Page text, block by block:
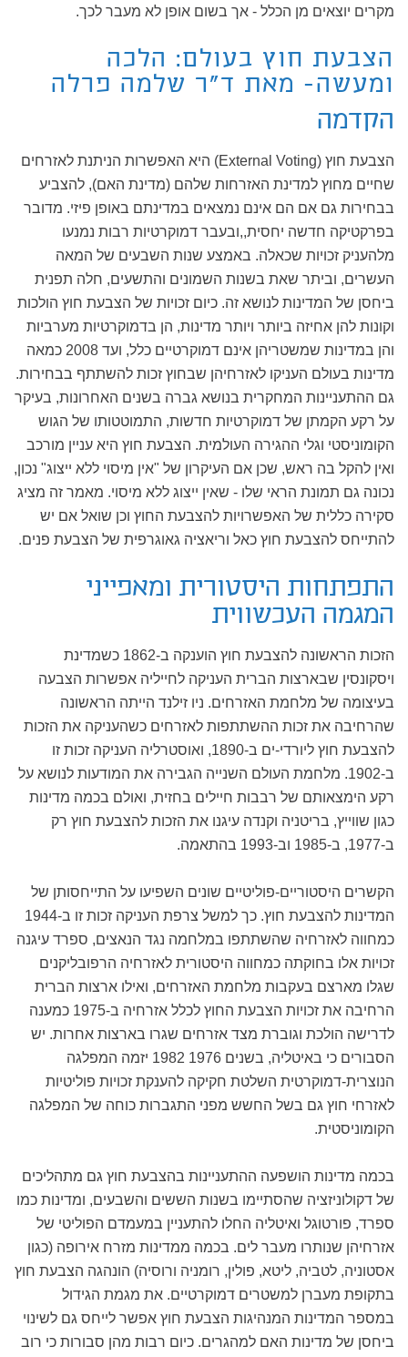
מקרים יוצאים מן הכלל - אך בשום אופן לא מעבר לכך.
הצבעת חוץ בעולם: הלכה
ומעשה- מאת ד"ר שלמה פרלה
הקדמה
הצבעת חוץ (External Voting) היא האפשרות הניתנת לאזרחים
שחיים מחוץ למדינת האזרחות שלהם (מדינת האם), להצביע
בבחירות גם אם הם אינם נמצאים במדינתם באופן פיזי. מדובר
בפרקטיקה חדשה יחסית,,ובעבר דמוקרטיות רבות נמנעו
מלהעניק זכויות שכאלה. באמצע שנות השבעים של המאה
העשרים, וביתר שאת בשנות השמונים והתשעים, חלה תפנית
ביחסן של המדינות לנושא זה. כיום זכויות של הצבעת חוץ הולכות
וקונות להן אחיזה ביותר ויותר מדינות, הן בדמוקרטיות מערביות
והן במדינות שמשטריהן אינם דמוקרטיים כלל, ועד 2008 כמאה
מדינות בעולם העניקו לאזרחיהן שבחוץ זכות להשתתף בבחירות.
גם ההתעניינות המחקרית בנושא גברה בשנים האחרונות, בעיקר
על רקע הקמתן של דמוקרטיות חדשות, התמוטטותו של הגוש
הקומוניסטי וגלי ההגירה העולמית. הצבעת חוץ היא עניין מורכב
ואין להקל בה ראש, שכן אם העיקרון של "אין מיסוי ללא ייצוג" נכון,
נכונה גם תמונת הראי שלו - שאין ייצוג ללא מיסוי. מאמר זה מציג
סקירה כללית של האפשרויות להצבעת החוץ וכן שואל אם יש
להתייחס להצבעת חוץ כאל וריאציה גאוגרפית של הצבעת פנים.
התפתחות היסטורית ומאפייני
המגמה העכשווית
הזכות הראשונה להצבעת חוץ הוענקה ב-1862 כשמדינת
ויסקונסין שבארצות הברית העניקה לחייליה אפשרות הצבעה
בעיצומה של מלחמת האזרחים. ניו זילנד הייתה הראשונה
שהרחיבה את זכות ההשתתפות לאזרחים כשהעניקה את הזכות
להצבעת חוץ ליורדי-ים ב-1890, ואוסטרליה העניקה זכות זו
ב-1902. מלחמת העולם השנייה הגבירה את המודעות לנושא על
רקע הימצאותם של רבבות חיילים בחזית, ואולם בכמה מדינות
כגון שווייץ, בריטניה וקנדה עיגנו את הזכות להצבעת חוץ רק
ב-1977, ב-1985 וב-1993 בהתאמה.
הקשרים היסטוריים-פוליטיים שונים השפיעו על התייחסותן של
המדינות להצבעת חוץ. כך למשל צרפת העניקה זכות זו ב-1944
כמחווה לאזרחיה שהשתתפו במלחמה נגד הנאצים, ספרד עיגנה
זכויות אלו בחוקתה כמחווה היסטורית לאזרחיה הרפובליקנים
שגלו מארצם בעקבות מלחמת האזרחים, ואילו ארצות הברית
הרחיבה את זכויות הצבעת החוץ לכלל אזרחיה ב-1975 כמענה
לדרישה הולכת וגוברת מצד אזרחים שגרו בארצות אחרות. יש
הסבורים כי באיטליה, בשנים 1976 1982 יזמה המפלגה
הנוצרית-דמוקרטית השלטת חקיקה להענקת זכויות פוליטיות
לאזרחי חוץ גם בשל החשש מפני התגברות כוחה של המפלגה
הקומוניסטית.
בכמה מדינות הושפעה ההתעניינות בהצבעת חוץ גם מתהליכים
של דקולוניזציה שהסתיימו בשנות הששים והשבעים, ומדינות כמו
ספרד, פורטוגל ואיטליה החלו להתעניין במעמדם הפוליטי של
אזרחיהן שנותרו מעבר לים. בכמה ממדינות מזרח אירופה (כגון
אסטוניה, לטביה, ליטא, פולין, רומניה ורוסיה) הונהגה הצבעת חוץ
בתקופת מעברן למשטרים דמוקרטיים. את מגמת הגידול
במספר המדינות המנהיגות הצבעת חוץ אפשר לייחס גם לשינוי
ביחסן של מדינות האם למהגרים. כיום רבות מהן סבורות כי רוב